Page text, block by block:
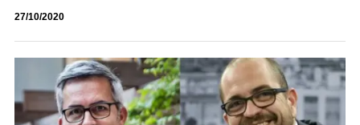
27/10/2020